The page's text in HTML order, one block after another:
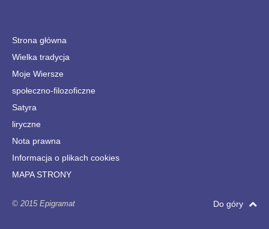
Strona główna
Wielka tradycja
Moje Wiersze
społeczno-filozoficzne
Satyra
liryczne
Nota prawna
Informacja o plikach cookies
MAPA STRONY
© 2015 Epigramat Do góry